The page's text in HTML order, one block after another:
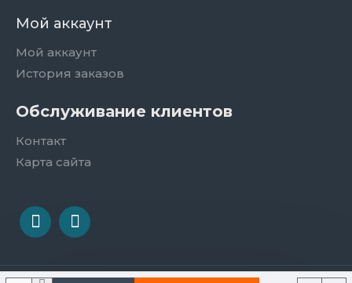
Мой аккаунт
Мой аккаунт
История заказов
Обслуживание клиентов
Контакт
Карта сайта